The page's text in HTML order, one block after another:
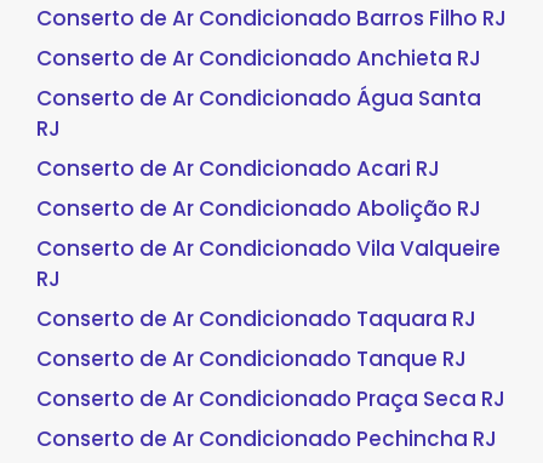
Conserto de Ar Condicionado Barros Filho RJ
Conserto de Ar Condicionado Anchieta RJ
Conserto de Ar Condicionado Água Santa
RJ
Conserto de Ar Condicionado Acari RJ
Conserto de Ar Condicionado Abolição RJ
Conserto de Ar Condicionado Vila Valqueire
RJ
Conserto de Ar Condicionado Taquara RJ
Conserto de Ar Condicionado Tanque RJ
Conserto de Ar Condicionado Praça Seca RJ
Conserto de Ar Condicionado Pechincha RJ